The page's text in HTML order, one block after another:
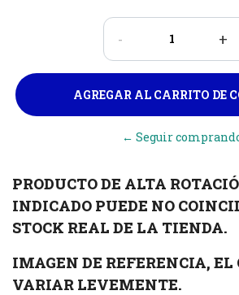
- +
← Seguir
PRODUCTO DE ALTA
INDICADO PUEDE NO
STOCK REAL DE LA TIENDA.
IMAGEN DE REFERENCIA, EL
VARIAR LEVEMENTE.